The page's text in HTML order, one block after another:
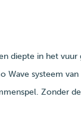
diepte in het
Wave systeem
Zonder